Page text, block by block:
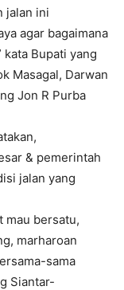
jalan ini
agar bagaimana
kata Bupati yang
Masagal, Darwan
Jon R Purba
& pemerintah
jalan yang
mau bersatu,
marharoan
sama
Siantar-